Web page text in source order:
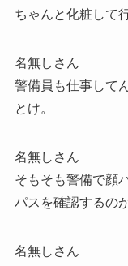
ちゃんと化粧して
名無しさん
警備員も仕事して
とけ。
名無しさん
そもそも警備で顔
パスを確認するの
名無しさん